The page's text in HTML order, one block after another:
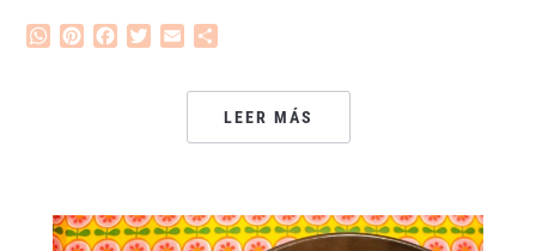
WhatsApp
PinterestFacebook
Twitter
Email
LEER MÁS